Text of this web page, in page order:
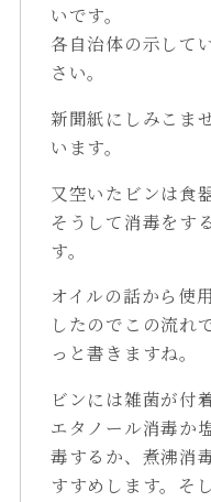
いです。
各自治体の示して
さい。
新聞紙にしみこま
います。
又空いたビンは食
そうして消毒をす
す。
オイルの話から使
したのでこの流れ
っと書きますね。
ビンには雑菌が付
エタノール消毒か
毒するか、煮沸消
すすめします。そ